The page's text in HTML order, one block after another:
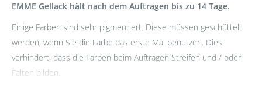
EMME Gellack hält nach dem Auftragen bis zu 14 Tage.
Einige Farben sind sehr pigmentiert. Diese müssen geschüttelt
werden, wenn Sie die Farbe das erste Mal benutzen. Dies
verhindert, dass die Farben beim Auftragen Streifen und / oder
Falten bilden.